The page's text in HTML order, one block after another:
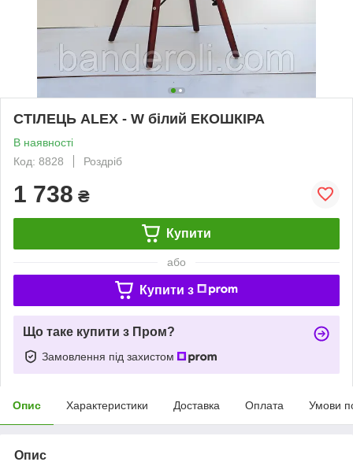
СТІЛЕЦЬ ALEX - W білий ЕКОШКІРА
В наявності
Код: 8828
Роздріб
1 738 ₴
Купити
або
Купити з
Що таке купити з Пром?
Замовлення під захистом
Опис Характеристики Доставка Оплата Умови
Опис